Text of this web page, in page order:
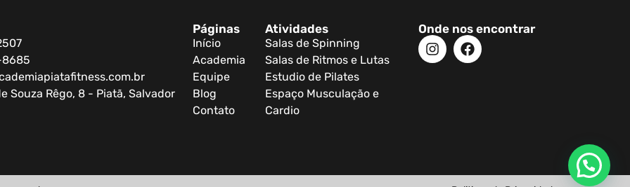
8685
Souza Rêgo, 8 - Piatã, Salvador
Páginas
Início
Academia
Equipe
Blog
Contato
Atividades
Salas de Spinning
Salas de Ritmos e Lutas
Estudio de Pilates
Espaço Musculação e
Cardio
Onde nos encontrar